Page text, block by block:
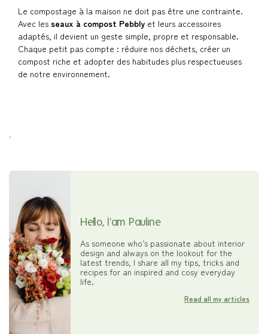
Le compostage à la maison ne doit pas être une contrainte.
Avec les seaux à compost Pebbly et leurs accessoires
adaptés, il devient un geste simple, propre et responsable.
Chaque petit pas compte : réduire nos déchets, créer un
compost riche et adopter des habitudes plus respectueuses
de notre environnement.
.
Hello, I'am Pauline
As someone who’s passionate about interior
design and always on the lookout for the
latest trends, I share all my tips, tricks and
recipes for an inspired and cosy everyday
life.
Read all my articles